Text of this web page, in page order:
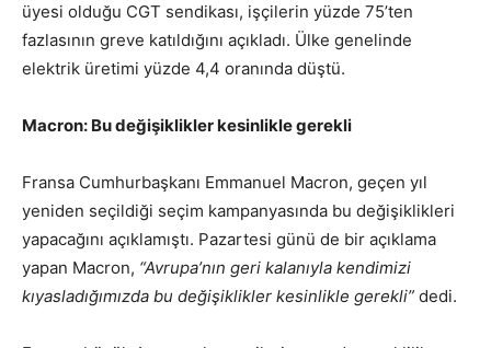
üyesi olduğu CGT sendikası, işçilerin yüzde 75’ten
fazlasının greve katıldığını açıkladı. Ülke genelinde
elektrik üretimi yüzde 4,4 oranında düştü.
Macron: Bu değişiklikler kesinlikle gerekli
Fransa Cumhurbaşkanı Emmanuel Macron, geçen yıl
yeniden seçildiği seçim kampanyasında bu değişiklikleri
yapacağını açıklamıştı. Pazartesi günü de bir açıklama
yapan Macron, “Avrupa’nın geri kalanıyla kendimizi
kıyasladığımızda bu değişiklikler kesinlikle gerekli” dedi.